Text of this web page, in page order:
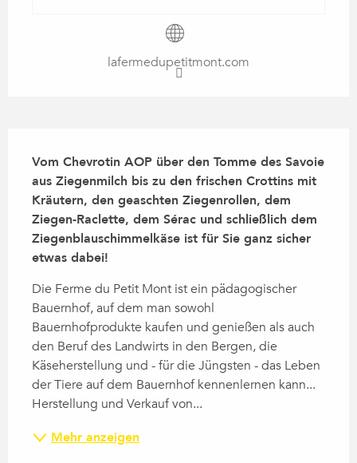
lafermedupetitmont.com
Vom Chevrotin AOP über den Tomme des Savoie
aus Ziegenmilch bis zu den frischen Crottins mit
Kräutern, den geaschten Ziegenrollen, dem
Ziegen-Raclette, dem Sérac und schließlich dem
Ziegenblauschimmelkäse ist für Sie ganz sicher
etwas dabei!
Die Ferme du Petit Mont ist ein pädagogischer
Bauernhof, auf dem man sowohl
Bauernhofprodukte kaufen und genießen als auch
den Beruf des Landwirts in den Bergen, die
Käseherstellung und - für die Jüngsten - das Leben
der Tiere auf dem Bauernhof kennenlernen kann...
Herstellung und Verkauf von...
Mehr anzeigen